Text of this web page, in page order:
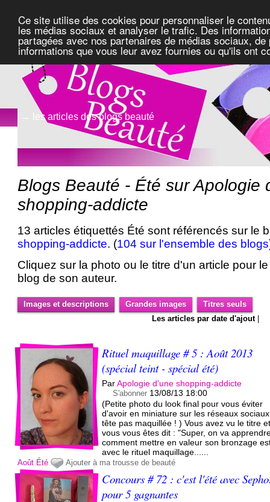
Ce site utilise des cookies pour personnaliser le
les médias sociaux et analyser le trafic. Des
partagées avec nos partenaires de médias sociaux,
informations que vous leur avez fournies ou qu'ils ont
→ les articles des blogs beauté
Blogs Beauté - Été sur Apologie
shopping-addicte
13 articles étiquettés Été sont référencés sur le
shopping-addicte. (104 sur l'ensemble des blogs
Cliquez sur la photo ou le titre d'un article pour
blog de son auteur.
Images et descriptions Grandes images
Titres seuls
Les articles par date d'ajout|
Rituel maquillage # 5 : Août 2013
(spécial teint - spécial été)
ParApologie d'une shopping-addicte
S'abonner 13/08/13 18:00
(Petite photo du look final pour vous éviter
d'avoir en miniature sur les réseaux
tête pas maquillée ! ) Vous avez vu le titre
vous vous êtes dit : "Super, on va
comment mettre en valeur son bronzage
avec le rituel maquillage......
Août Été Ajouter à ma trousse de beauté
Concours # 72 : c'est l'été avec
pour 5 gagnantes